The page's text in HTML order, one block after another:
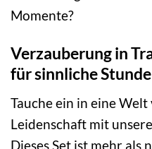
Momente?
Verzauberung in
für sinnliche
Tauche ein in eine
Leidenschaft mit
Dieses Set ist mehr als